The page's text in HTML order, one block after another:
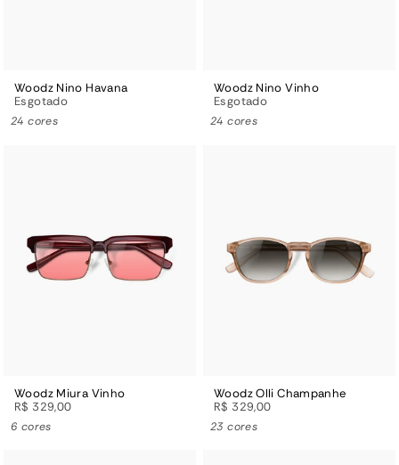
Woodz Nino Havana
Esgotado
24 cores
Woodz Nino Vinho
Esgotado
24 cores
Woodz Miura Vinho
R$ 329,00
6 cores
Woodz Olli Champanhe
R$ 329,00
23 cores